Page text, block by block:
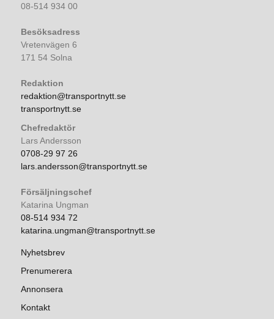
08-514 934 00
Besöksadress
Vretenvägen 6
171 54 Solna
Redaktion
redaktion@transportnytt.se
transportnytt.se
Chefredaktör
Lars Andersson
0708-29 97 26
lars.andersson@transportnytt.se
Försäljningschef
Katarina Ungman
08-514 934 72
katarina.ungman@transportnytt.se
Nyhetsbrev
Prenumerera
Annonsera
Kontakt